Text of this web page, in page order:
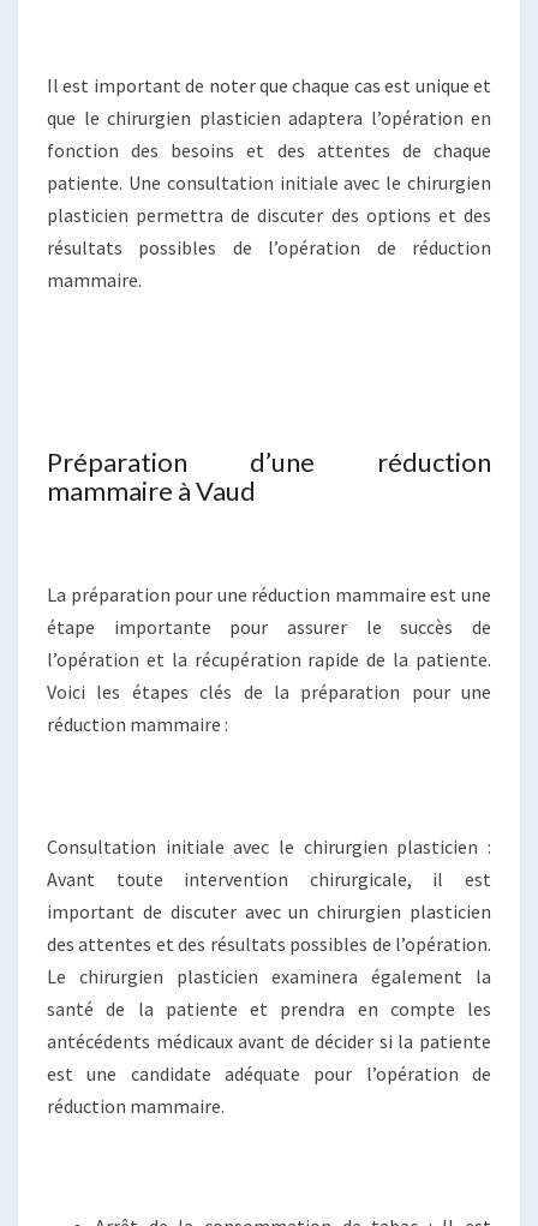
Il est important de noter que chaque cas est unique et
que le chirurgien plasticien adaptera l’opération en
fonction des besoins et des attentes de chaque
patiente. Une consultation initiale avec le chirurgien
plasticien permettra de discuter des options et des
résultats possibles de l’opération de réduction
mammaire.
Préparation d’une réduction
mammaire à Vaud
La préparation pour une réduction mammaire est une
étape importante pour assurer le succès de
l’opération et la récupération rapide de la patiente.
Voici les étapes clés de la préparation pour une
réduction mammaire :
Consultation initiale avec le chirurgien plasticien :
Avant toute intervention chirurgicale, il est
important de discuter avec un chirurgien plasticien
des attentes et des résultats possibles de l’opération.
Le chirurgien plasticien examinera également la
santé de la patiente et prendra en compte les
antécédents médicaux avant de décider si la patiente
est une candidate adéquate pour l’opération de
réduction mammaire.